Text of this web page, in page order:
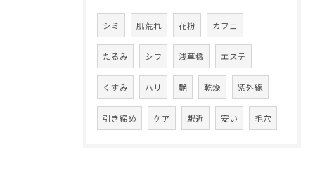
シミ 肌荒れ 花粉 カフェ
たるみ シワ 浅草橋 エステ
くすみ ハリ 艶 乾燥 紫外線
引き締め ケア 駅近 安い 毛穴